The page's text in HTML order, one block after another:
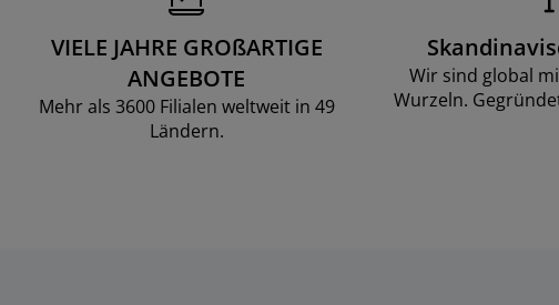
VIELE JAHRE GROßARTIGE
ANGEBOTE
Mehr als 3600 Filialen weltweit in 49
Ländern.
Wir sind global
Wurzeln.